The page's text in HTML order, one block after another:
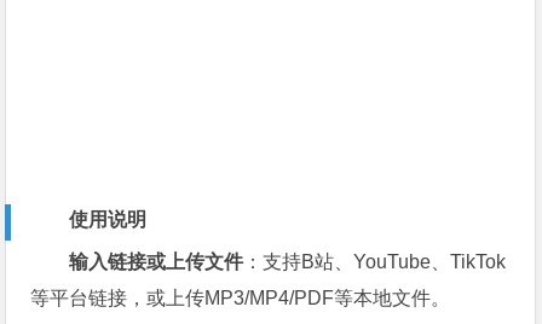
使用说明
输入链接或上传文件：支持B站、YouTube、TikTok
等平台链接，或上传MP3/MP4/PDF等本地文件。